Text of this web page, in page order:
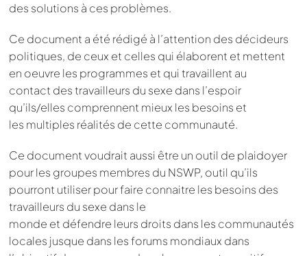
des solutions à ces problèmes.
Ce document a été rédigé à l’attention des décideurs
politiques, de ceux et celles qui élaborent et mettent
en oeuvre les programmes et qui travaillent au
contact des travailleurs du sexe dans l’espoir
qu’ils/elles comprennent mieux les besoins et
les multiples réalités de cette communauté.
Ce document voudrait aussi être un outil de plaidoyer
pour les groupes membres du NSWP, outil qu’ils
pourront utiliser pour faire connaitre les besoins des
travailleurs du sexe dans le
monde et défendre leurs droits dans les communautés
locales jusque dans les forums mondiaux dans